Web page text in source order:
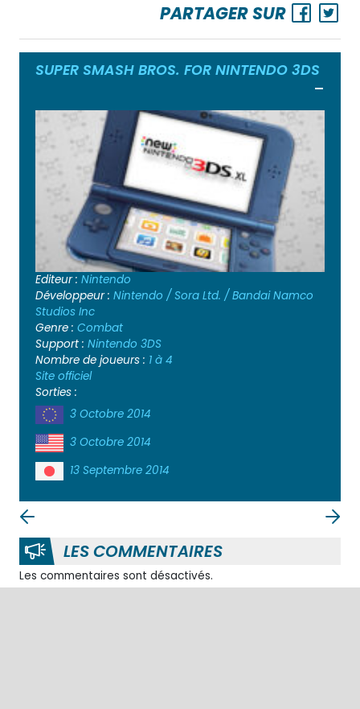
PARTAGER SUR
SUPER SMASH BROS. FOR NINTENDO 3DS
Editeur : Nintendo
Développeur : Nintendo / Sora Ltd. / Bandai Namco
Studios Inc
Genre : Combat
Support : Nintendo 3DS
Nombre de joueurs : 1 à 4
Site officiel
Sorties :
3 Octobre 2014
3 Octobre 2014
13 Septembre 2014
LES COMMENTAIRES
Les commentaires sont désactivés.